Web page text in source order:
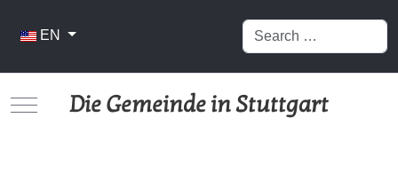
Select your language
EN
Search
Mobile Menu Toggle
Die Gemeinde in Stuttgart